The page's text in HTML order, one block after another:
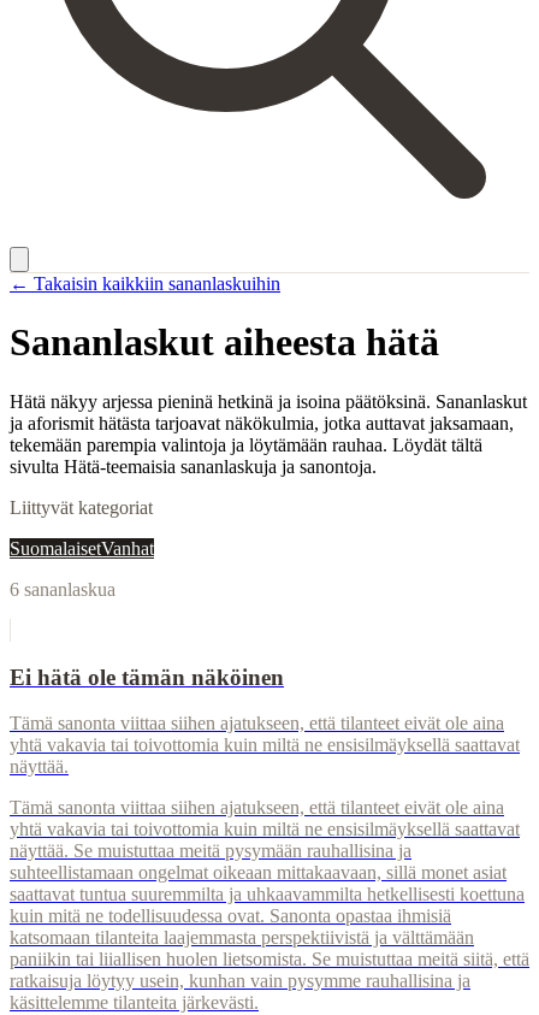
← Takaisin kaikkiin sananlaskuihin
Sananlaskut aiheesta hätä
Hätä näkyy arjessa pieninä hetkinä ja isoina päätöksinä. Sananlaskut
ja aforismit hätästa tarjoavat näkökulmia, jotka auttavat jaksamaan,
tekemään parempia valintoja ja löytämään rauhaa. Löydät tältä
sivulta Hätä-teemaisia sananlaskuja ja sanontoja.
Liittyvät kategoriat
SuomalaisetVanhat
6 sananlaskua
Ei hätä ole tämän näköinen
Tämä sanonta viittaa siihen ajatukseen, että tilanteet eivät ole aina
yhtä vakavia tai toivottomia kuin miltä ne ensisilmäyksellä saattavat
näyttää.
Tämä sanonta viittaa siihen ajatukseen, että tilanteet eivät ole aina
yhtä vakavia tai toivottomia kuin miltä ne ensisilmäyksellä saattavat
näyttää. Se muistuttaa meitä pysymään rauhallisina ja
suhteellistamaan ongelmat oikeaan mittakaavaan, sillä monet asiat
saattavat tuntua suuremmilta ja uhkaavammilta hetkellisesti koettuna
kuin mitä ne todellisuudessa ovat. Sanonta opastaa ihmisiä
katsomaan tilanteita laajemmasta perspektiivistä ja välttämään
paniikin tai liiallisen huolen lietsomista. Se muistuttaa meitä siitä, että
ratkaisuja löytyy usein, kunhan vain pysymme rauhallisina ja
käsittelemme tilanteita järkevästi.